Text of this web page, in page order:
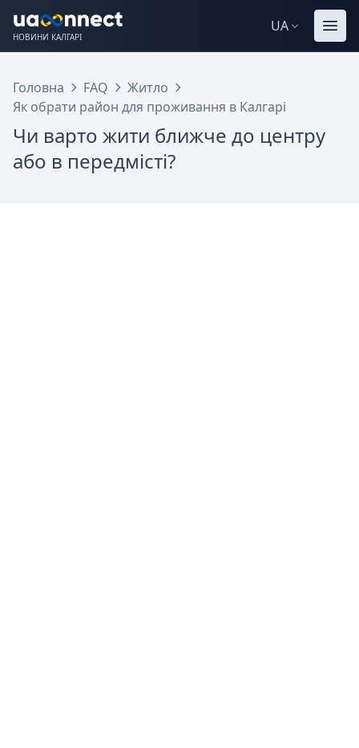
НОВИНИ КАЛГАРІ
UA
Головна FAQ
Житло
Як обрати район для проживання в Калгарі
Чи варто жити ближче до центру
або в передмісті?